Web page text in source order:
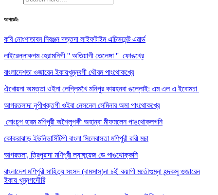
আপডেট:
কবি নোংশাতাবম নিরঞ্জন দত্তদা লাইফটাইম এচিভমেন্ট এৱার্ড
লাইরেল্লাকপম হেরামনিগী '' অতিয়াগী তেলেঙ্গা '' ফোঙখ্রে
বাংলাদেশতা ওজারেন ইকায়খুম্নবগী থৌরম পাংথোকখ্রে
ঐখোয়না অমত্তা ওইনা লেপ্লিমখৈ মনিপুর কায়হনবা ঙল্লোই: এম এল এ ইবোমচা
আগরতলাদা নুপীখক্তগী ওইবা নেসনেল সেমিনার অমা পাংথোকখ্রে
নোংচুপ হারম মণিপুরী অশৈলুপকী অহান্বা মীফমলেন পাঙথোক্লগনি
কোকরাঝাড় ইউনিভার্সিটিগী বাংলা সিলেবাসতা মণিপুরী ৱারী মচা
আগরতলা, ত্রিপুরাদা মণিপুরী ল্যাঙ্গুয়েজ ডে পাঙথোক্কনি
বাংলাদেশ মণিপুরী সাহিত্য সংসদ (বামসাস)না চহী কয়াগী মতৌগুম্না হন্দকসু ওজারেন
ইকায় খুম্নগদৌরি